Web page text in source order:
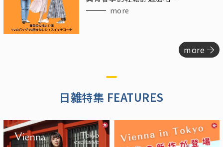
又帶點精緻的成熟休閒感
more
more
日雑特集 FEATURES